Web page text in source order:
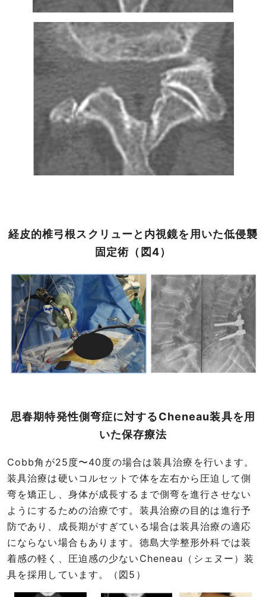
経皮的椎弓根スクリューと内視鏡を用いた低侵襲
固定術（図4）
思春期特発性側弯症に対するCheneau装具を用
いた保存療法
Cobb角が25度〜40度の場合は装具治療を行います。
装具治療は硬いコルセットで体を左右から圧迫して側
弯を矯正し、身体が成長するまで側弯を進行させない
ようにするための治療です。装具治療の目的は進行予
防であり、成長期がすぎている場合は装具治療の適応
にならない場合もあります。徳島大学整形外科では装
着感の軽く、圧迫感の少ないCheneau（シェヌー）装
具を採用しています。（図5）